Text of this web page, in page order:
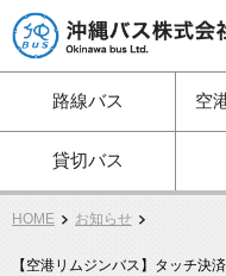
路線バス、ツアーバス、観
光バス、空港リムジン、貸
切バスは沖縄バスへ
路線バス 空
貸切バス
HOME お知らせ
【空港リムジンバス】タッチ決